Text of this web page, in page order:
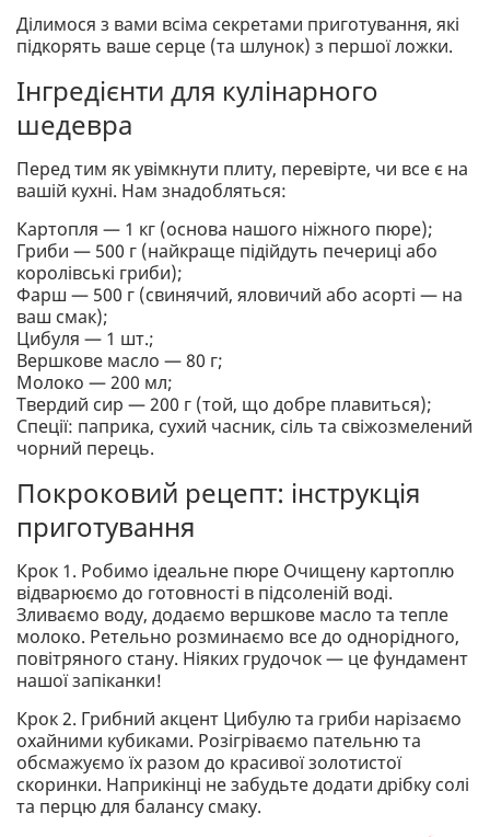
Ділимося з вами всіма секретами приготування, які
підкорять ваше серце (та шлунок) з першої ложки.
Інгредієнти для кулінарного
шедевра
Перед тим як увімкнути плиту, перевірте, чи все є на
вашій кухні. Нам знадобляться:
Картопля — 1 кг (основа нашого ніжного пюре);
Гриби — 500 г (найкраще підійдуть печериці або
королівські гриби);
Фарш — 500 г (свинячий, яловичий або асорті — на
ваш смак);
Цибуля — 1 шт.;
Вершкове масло — 80 г;
Молоко — 200 мл;
Твердий сир — 200 г (той, що добре плавиться);
Спеції: паприка, сухий часник, сіль та свіжозмелений
чорний перець.
Покроковий рецепт: інструкція
приготування
Крок 1. Робимо ідеальне пюре Очищену картоплю
відварюємо до готовності в підсоленій воді.
Зливаємо воду, додаємо вершкове масло та тепле
молоко. Ретельно розминаємо все до однорідного,
повітряного стану. Ніяких грудочок — це фундамент
нашої запіканки!
Крок 2. Грибний акцент Цибулю та гриби нарізаємо
охайними кубиками. Розігріваємо пательню та
обсмажуємо їх разом до красивої золотистої
скоринки. Наприкінці не забудьте додати дрібку солі
та перцю для балансу смаку.